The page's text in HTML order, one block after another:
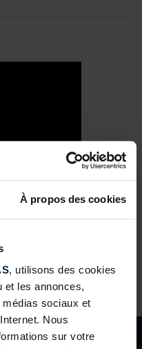
À propos des cookies
, utilisons des cookies
et les annonces,
sociaux et
Nous
sur votre
effectuer